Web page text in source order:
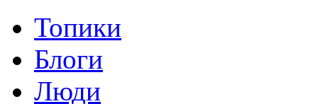
Топики
Блоги
Люди